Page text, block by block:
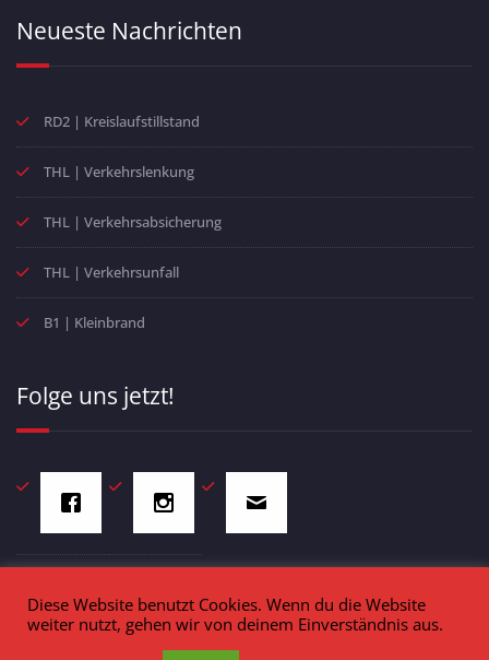
Neueste Nachrichten
RD2 | Kreislaufstillstand
THL | Verkehrslenkung
THL | Verkehrsabsicherung
THL | Verkehrsunfall
B1 | Kleinbrand
Folge uns jetzt!
Freiwillige Feuerwehr Markt Schopfloch - Schulstraße 4 - 91626
Diese Website benutzt Cookies. Wenn du die Website
weiter nutzt, gehen wir von deinem Einverständnis aus.